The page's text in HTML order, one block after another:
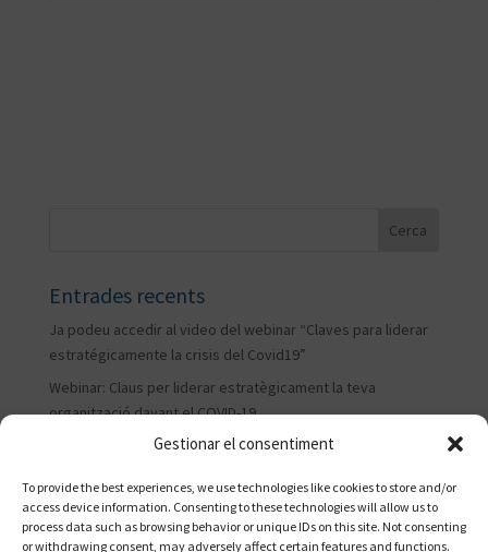
Gestionar el consentiment
To provide the best experiences, we use technologies like cookies to store and/or
access device information. Consenting to these technologies will allow us to
process data such as browsing behavior or unique IDs on this site. Not consenting
or withdrawing consent, may adversely affect certain features and functions.
Entrades recents
Ja podeu accedir al video del webinar “Claves para liderar
estratégicamente la crisis del Covid19”
Webinar: Claus per liderar estratègicament la teva
organització davant el COVID-19
Jornada sobre Aliances locals per a municipis inclusius
de futur
Guiem el procés de renovació de la Fundació Xarxa